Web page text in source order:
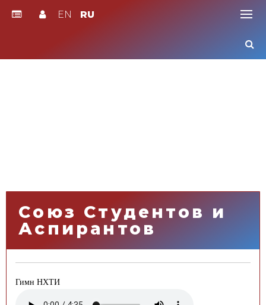
EN RU
Союз Студентов и
Аспирантов
Гимн НХТИ